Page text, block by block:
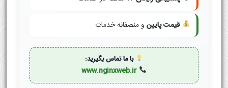
قیمت پایین و منصفانه خدمات
با ما تماس بگیرید:
www.nginxweb.ir